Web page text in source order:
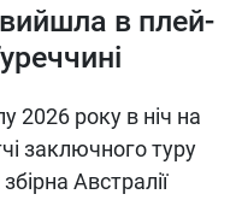
в плей-
2026 року в ніч на
заключного туру
Австралії